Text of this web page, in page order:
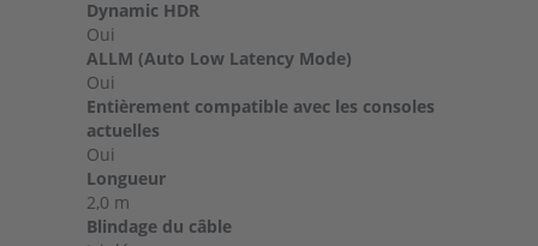
Dynamic HDR
Oui
ALLM (Auto Low Latency Mode)
Oui
Entièrement compatible avec les consoles
actuelles
Oui
Longueur
2,0 m
Blindage du câble